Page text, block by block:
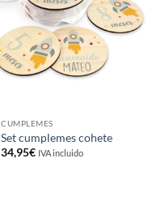
CUMPLEMES
Set cumplemes cohete
34,95€ IVA incluido